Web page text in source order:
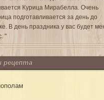
Курица Мирабелла. Очень
подготавливается за день до
В день праздника у вас будет
"
рецепта